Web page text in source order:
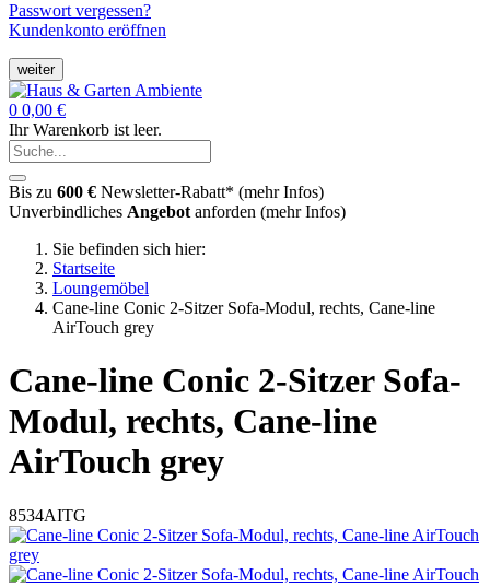
Passwort vergessen?
Kundenkonto eröffnen
weiter
0 0,00 €
Ihr Warenkorb ist leer.
Bis zu 600 € Newsletter-Rabatt* (mehr Infos)
Unverbindliches Angebot anforden (mehr Infos)
Sie befinden sich hier:
Startseite
Loungemöbel
Cane-line Conic 2-Sitzer Sofa-Modul, rechts, Cane-line
AirTouch grey
Cane-line Conic 2-Sitzer Sofa-
Modul, rechts, Cane-line
AirTouch grey
8534AITG